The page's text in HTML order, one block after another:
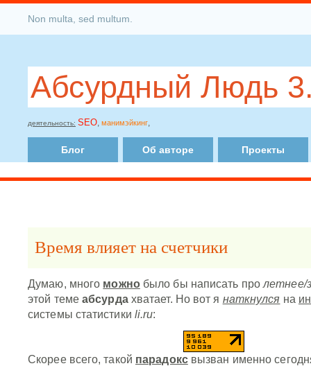
Non multa, sed multum.
Абсурдный Людь
деятельность: SEO, манимэйкинг,
Блог Об авторе Проекты
Время влияет на счетчики
Думаю, много можнобыло бы написать пролетнее/
этой теме абсурдахватает. Но вот я наткнулся на
системы статистики li.ru:
Скорее всего, такой парадоксвызван именно